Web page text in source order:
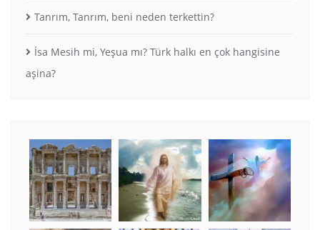
Tanrım, Tanrım, beni neden terkettin?
İsa Mesih mi, Yeşua mı? Türk halkı en çok hangisine
aşina?